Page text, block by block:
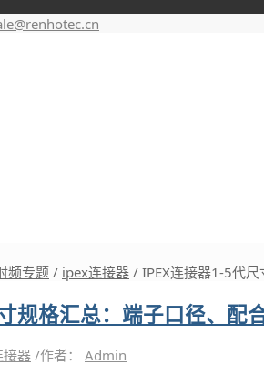
频专题 / ipex连接器 / IPEX连接器1-5代
规格汇总：端子口径、配
接器 /作者： Admin